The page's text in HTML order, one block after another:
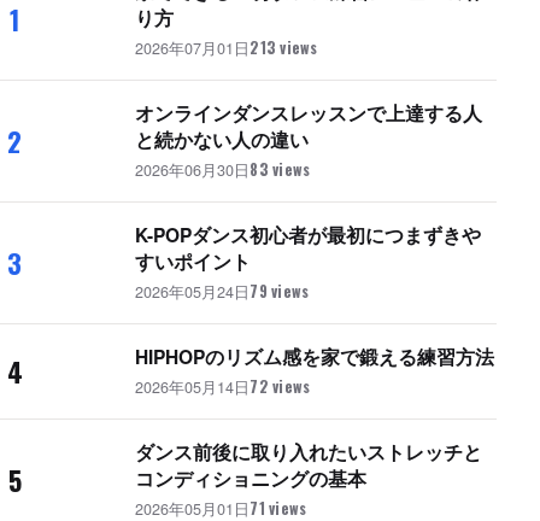
1
り方
2026年07月01日213 views
2
オンラインダンスレッスンで上達する人
と続かない人の違い
2026年06月30日83 views
3
K-POPダンス初心者が最初につまずきや
すいポイント
2026年05月24日79 views
4 HIPHOPのリズム感を家で鍛える練習方法
2026年05月14日72 views
5
ダンス前後に取り入れたいストレッチと
コンディショニングの基本
2026年05月01日71 views